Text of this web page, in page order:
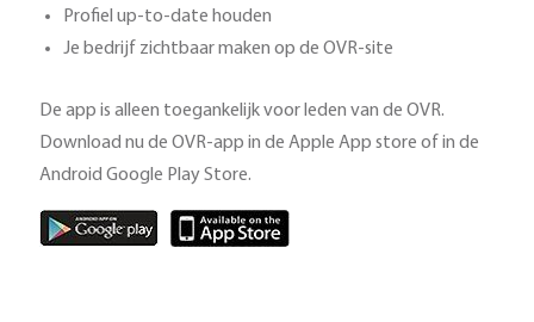
Profiel up-to-date houden
Je bedrijf zichtbaar maken op de OVR-site
De app is alleen toegankelijk voor leden van de OVR.
Download nu de OVR-app in de Apple App store of in de
Android Google Play Store.